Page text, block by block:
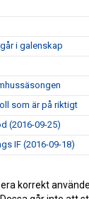
i galenskap
som är på riktigt
(2016-09-25)
IF (2016-09-18)
09-03)
korrekt